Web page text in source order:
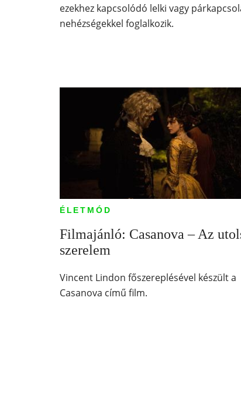
ezekhez kapcsolódó lelki vagy
nehézségekkel foglalkozik.
ÉLETMÓD
Filmajánló: Casanova – Az
szerelem
Vincent Lindon főszereplésével készült a
Casanova című film.